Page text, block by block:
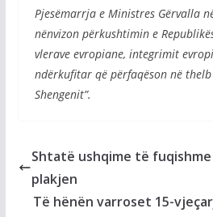
Pjesëmarrja e Ministres Gërvalla
nënvizon përkushtimin e
vlerave evropiane, integrimit
ndërkufitar që përfaqëson në
Shengenit”.
Shtatë ushqime të
plakjen
Të hënën varroset 15-